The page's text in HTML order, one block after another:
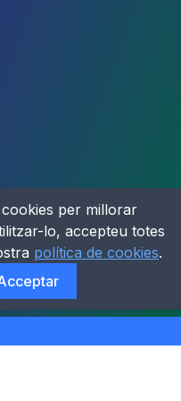
per millorar
lo, accepteu totes
política de cookies.